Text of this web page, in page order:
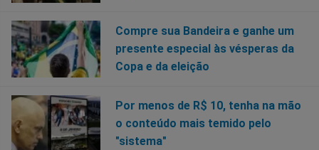
Compre sua Bandeira e ganhe um
presente especial às vésperas da
Copa e da eleição
Por menos de R$ 10, tenha na mão
o conteúdo mais temido pelo
"sistema"